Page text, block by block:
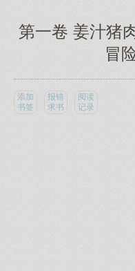
第一卷 姜汁猪
冒
添加
书签
报错
求书
阅读
记录